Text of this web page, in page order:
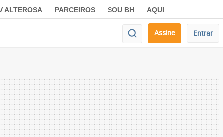
ALTEROSA PARCEIROS SOU BH AQUI
Assine Entrar